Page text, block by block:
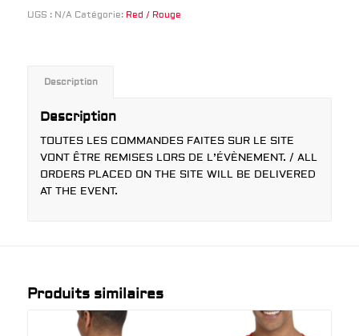
UGS : N/A Catégorie: Red / Rouge
Description
Description
TOUTES LES COMMANDES FAITES SUR LE SITE
VONT ÊTRE REMISES LORS DE L’ÉVÈNEMENT. / ALL
ORDERS PLACED ON THE SITE WILL BE DELIVERED
AT THE EVENT.
Produits similaires